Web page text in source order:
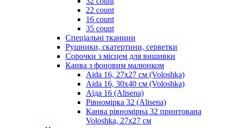
22 count
16 count
35 count
Спеціальні тканини
Рушники, скатертини, серветки
Сорочки з місцем для вишивки
Канва з фоновим малюнком
Aida 16, 27х27 см (Voloshka)
Aida 16, 30х40 см (Voloshka)
Аїда 16 (Alisena)
Рівномірка 32 (Alisena)
Канва рівномірна 32 принтована
Voloshka, 27х27 см